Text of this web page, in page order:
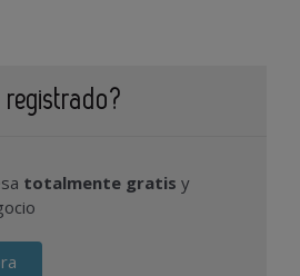
totalmente gratis y